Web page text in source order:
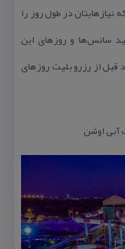
در طول روز را
سانس‌‌ها و روزهای این
قبل از رزرو بلیت روزهای
آبی اوشن